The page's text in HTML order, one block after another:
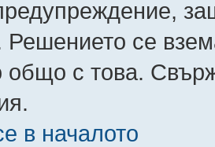
Решението се
с това.
в началото